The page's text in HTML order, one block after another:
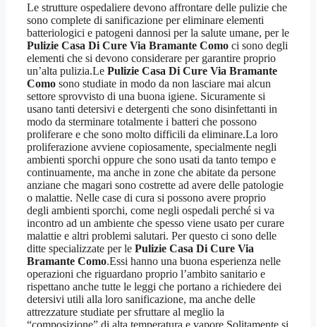
Le strutture ospedaliere devono affrontare delle pulizie che
sono complete di sanificazione per eliminare elementi
batteriologici e patogeni dannosi per la salute umane, per le
Pulizie Casa Di Cure Via Bramante Como ci sono degli
elementi che si devono considerare per garantire proprio
un’alta pulizia.Le Pulizie Casa Di Cure Via Bramante
Como sono studiate in modo da non lasciare mai alcun
settore sprovvisto di una buona igiene. Sicuramente si
usano tanti detersivi e detergenti che sono disinfettanti in
modo da sterminare totalmente i batteri che possono
proliferare e che sono molto difficili da eliminare.La loro
proliferazione avviene copiosamente, specialmente negli
ambienti sporchi oppure che sono usati da tanto tempo e
continuamente, ma anche in zone che abitate da persone
anziane che magari sono costrette ad avere delle patologie
o malattie. Nelle case di cura si possono avere proprio
degli ambienti sporchi, come negli ospedali perché si va
incontro ad un ambiente che spesso viene usato per curare
malattie e altri problemi salutari. Per questo ci sono delle
ditte specializzate per le Pulizie Casa Di Cure Via
Bramante Como.Essi hanno una buona esperienza nelle
operazioni che riguardano proprio l’ambito sanitario e
rispettano anche tutte le leggi che portano a richiedere dei
detersivi utili alla loro sanificazione, ma anche delle
attrezzature studiate per sfruttare al meglio la
“composizione” di alta temperatura e vapore.Solitamente si